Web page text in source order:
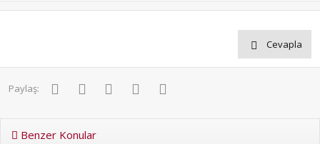
Cevapla
Paylaş: FacebookTwitter PinterestWhatsApp
Benzer Konular